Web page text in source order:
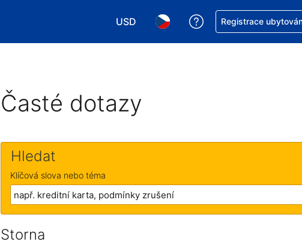
USD
Vyberte si měnu. Aktuálně zvolená
Vyberte si jazyk. Aktuálně
Asistence s rezervací
Registrace
Časté dotazy
Hledat
Klíčová slova nebo téma
Storna